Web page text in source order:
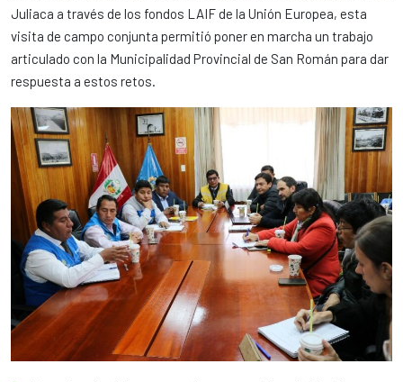
Juliaca a través de los fondos LAIF de la Unión Europea, esta
visita de campo conjunta permitió poner en marcha un trabajo
articulado con la Municipalidad Provincial de San Román para dar
respuesta a estos retos.